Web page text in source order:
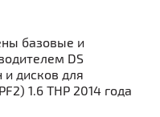
базовые и
DS
дисков для
1.6 THP 2014 года